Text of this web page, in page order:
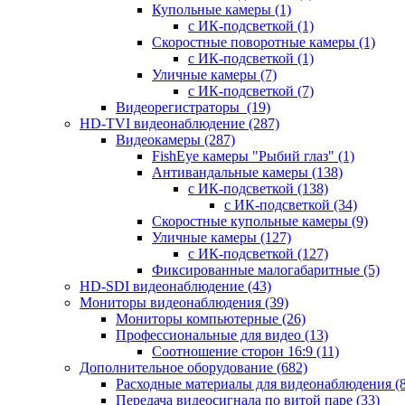
Купольные камеры (1)
с ИК-подсветкой (1)
Скоростные поворотные камеры (1)
с ИК-подсветкой (1)
Уличные камеры (7)
с ИК-подсветкой (7)
Видеорегистраторы (19)
HD-TVI видеонаблюдение (287)
Видеокамеры (287)
FishEye камеры "Рыбий глаз" (1)
Антивандальные камеры (138)
с ИК-подсветкой (138)
с ИК-подсветкой (34)
Скоростные купольные камеры (9)
Уличные камеры (127)
с ИК-подсветкой (127)
Фиксированные малогабаритные (5)
HD-SDI видеонаблюдение (43)
Мониторы видеонаблюдения (39)
Мониторы компьютерные (26)
Профессиональные для видео (13)
Соотношение сторон 16:9 (11)
Дополнительное оборудование (682)
Расходные материалы для видеонаблюдения
Передача видеосигнала по витой паре (33)